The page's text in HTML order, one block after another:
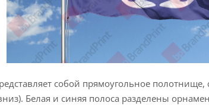
собой прямоугольное полотнище,
Белая и синяя полоса разделены